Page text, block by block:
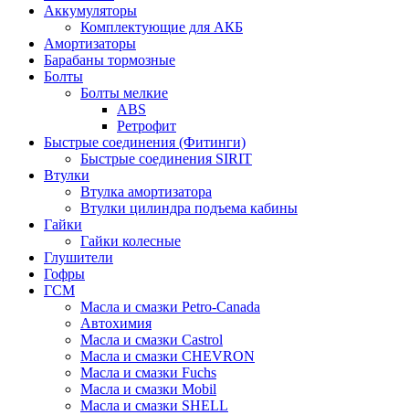
Аккумуляторы
Комплектующие для АКБ
Амортизаторы
Барабаны тормозные
Болты
Болты мелкие
ABS
Ретрофит
Быстрые соединения (Фитинги)
Быстрые соединения SIRIT
Втулки
Втулка амортизатора
Втулки цилиндра подъема кабины
Гайки
Гайки колесные
Глушители
Гофры
ГСМ
Масла и смазки Petro-Canada
Автохимия
Масла и смазки Castrol
Масла и смазки CHEVRON
Масла и смазки Fuchs
Масла и смазки Mobil
Масла и смазки SHELL